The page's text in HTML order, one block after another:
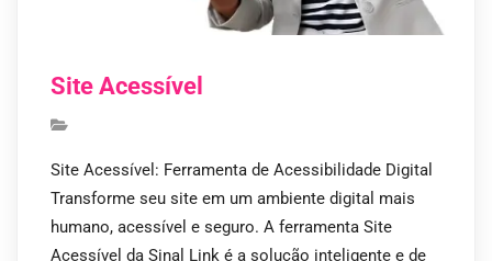
Site Acessível
Site Acessível: Ferramenta de Acessibilidade Digital
Transforme seu site em um ambiente digital mais
humano, acessível e seguro. A ferramenta Site
Acessível da Sinal Link é a solução inteligente e de